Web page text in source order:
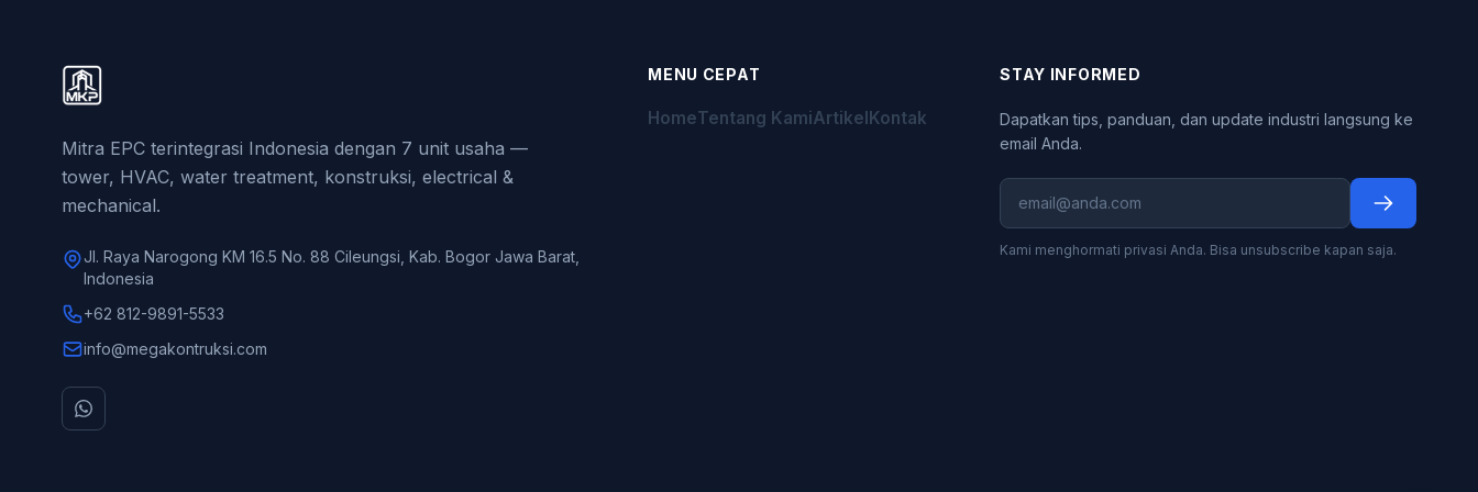
Mitra EPC terintegrasi Indonesia dengan 7 unit usaha —
tower, HVAC, water treatment, konstruksi, electrical &
mechanical.
Jl. Raya Narogong KM 16.5 No. 88 Cileungsi, Kab. Bogor Jawa Barat,
Indonesia
+62 812-9891-5533
info@megakontruksi.com
MENU CEPAT
HomeTentang KamiArtikel Kontak
STAY INFORMED
Dapatkan tips, panduan, dan update industri langsung ke
email Anda.
Kami menghormati privasi Anda. Bisa unsubscribe kapan saja.